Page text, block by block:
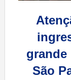
grande
São